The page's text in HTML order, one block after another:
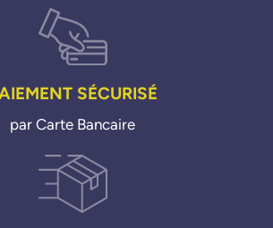
SÉCURISÉ
par Carte Bancaire